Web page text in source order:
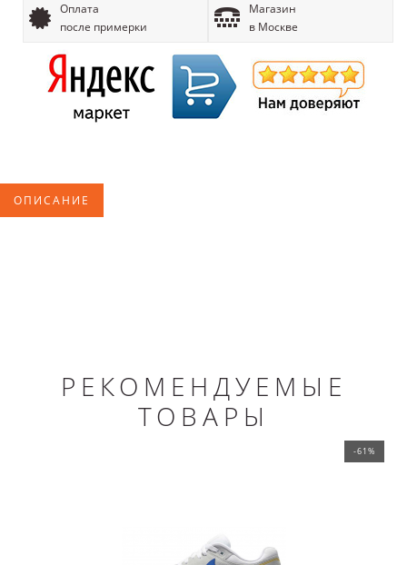
Оплата
после примерки
Магазин
в Москве
ОПИСАНИЕ
РЕКОМЕНДУЕМЫЕ
ТОВАРЫ
-61%